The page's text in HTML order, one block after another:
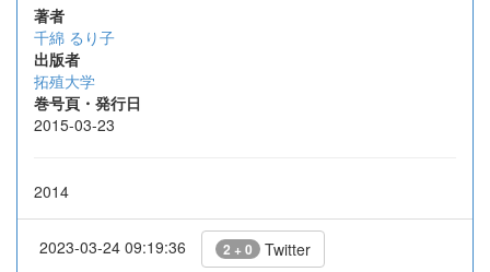
著者
千綿 るり子
出版者
拓殖大学
巻号頁・発行日
2015-03-23
2014
2023-03-24 09:19:36 2 + 0 Twitter